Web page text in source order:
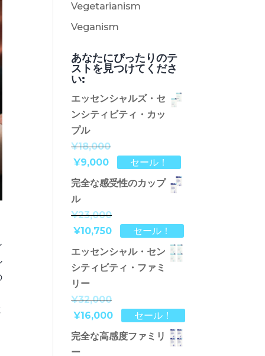
Vegetarianism
Veganism
あなたにぴったりのテ
ストを見つけてくださ
い:
エッセンシャルズ・セ
ンシティビティ・カッ
プル
¥18,000
¥9,000
セール！
完全な感受性のカップ
ル
¥23,000
¥10,750
セール！
エッセンシャル・セン
シティビティ・ファミ
リー
¥32,000
¥16,000
セール！
完全な高感度ファミリ
ー